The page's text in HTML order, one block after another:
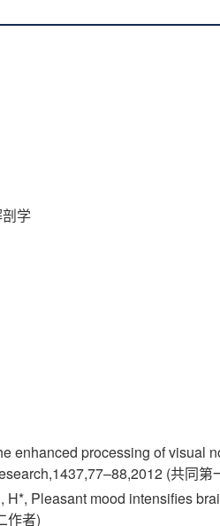
学
enhanced processing of visual
(共同第
H*, Pleasant mood intensifies
作者)